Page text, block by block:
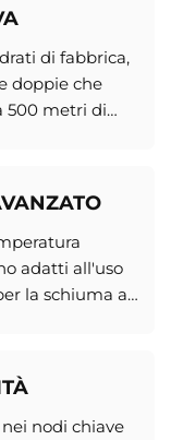
di fabbrica,
doppie che
500 metri di
adatti all'uso
la schiuma ad
nodi chiave